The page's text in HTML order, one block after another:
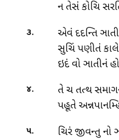
નતેસં કોચિ
૩.
એવં દદન્તિ
સુચિં પણીતં
ઇદં વો ઞાતીનં
૪.
તે ચ તત્થ
પહૂતે
૫.
ચિરં જીવન્તુ